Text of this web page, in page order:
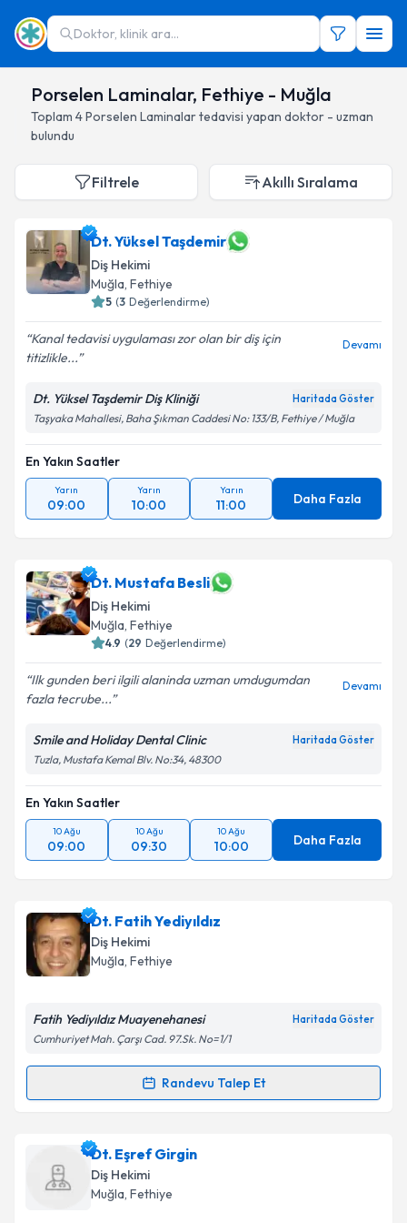
Doktor, klinik ara...
Porselen Laminalar, Fethiye - Muğla
Toplam 4Porselen Laminalartedavisi yapan doktor - uzman
bulundu
Filtrele Akıllı Sıralama
Dt. Yüksel Taşdemir
Diş Hekimi
Muğla, Fethiye
5 (3 Değerlendirme)
Kanal tedavisi uygulaması zor olan bir diş için
titizlikle...
Devamı
Dt. Yüksel Taşdemir Diş Kliniği Haritada Göster
Taşyaka Mahallesi, Baha Şıkman Caddesi No: 133/B, Fethiye / Muğla
En Yakın Saatler
Yarın
09:00
Yarın
10:00
Yarın
11:00 Daha Fazla
Dt. Mustafa Besli
Diş Hekimi
Muğla, Fethiye
4.9 (29 Değerlendirme)
Ilk gunden beri ilgili alaninda uzman umdugumdan
fazla tecrube...
Devamı
Smile and Holiday Dental Clinic Haritada Göster
Tuzla, Mustafa Kemal Blv. No:34, 48300
En Yakın Saatler
10 Ağu
09:00
10 Ağu
09:30
10 Ağu
10:00 Daha Fazla
Dt. Fatih Yediyıldız
Diş Hekimi
Muğla, Fethiye
Fatih Yediyıldız Muayenehanesi Haritada Göster
Cumhuriyet Mah. Çarşı Cad. 97.Sk. No=1/1
Randevu Talep Et
Randevu Takvimi Talebi
Dt. Fatih Yediyıldıziçin randevu takvimi talebi
oluşturun. Size bu uzmandan randevu almanız için bir
takvim hazırlandığında e-posta ile bilgilendireceğiz.
Dt. Eşref Girgin
Diş Hekimi
Muğla, Fethiye